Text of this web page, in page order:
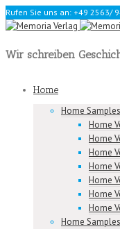
Rufen Sie uns an: +49 2563/
Wir schreiben
Home
Home
Home
Home
Home
Home
Home
Home
Home
Home